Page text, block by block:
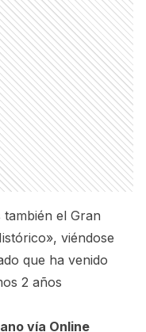
el Gran
viéndose
que ha venido
2 años
vía Online